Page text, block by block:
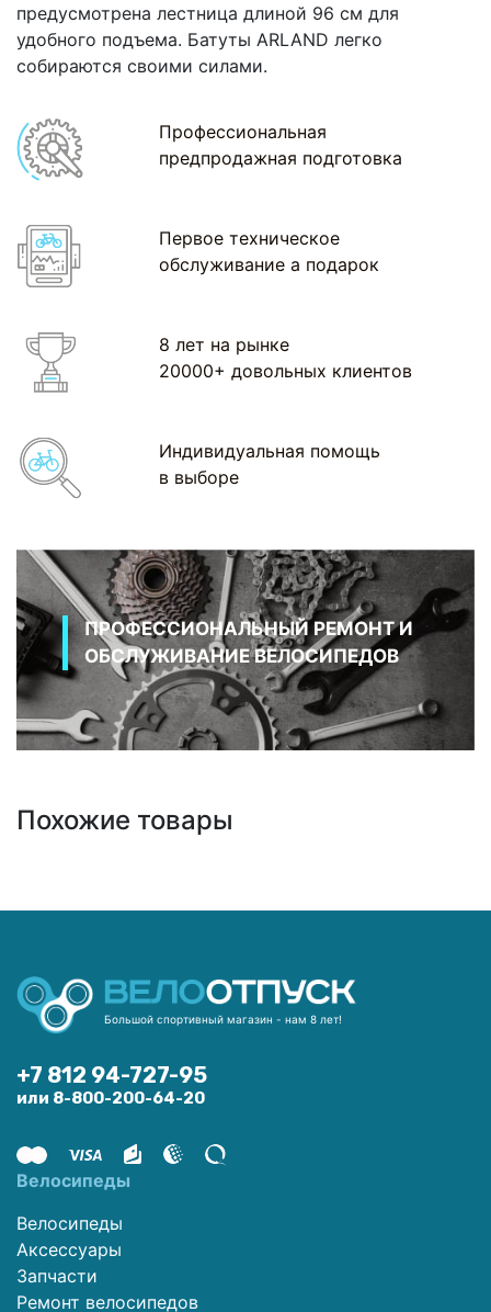
предусмотрена лестница длиной 96 см для
удобного подъема. Батуты ARLAND легко
собираются своими силами.
Профессиональная
предпродажная подготовка
Первое техническое
обслуживание а подарок
8 лет на рынке
20000+ довольных клиентов
Индивидуальная помощь
в выборе
ПРОФЕССИОНАЛЬНЫЙ РЕМОНТ И
ОБСЛУЖИВАНИЕ ВЕЛОСИПЕДОВ
Похожие товары
Большой спортивный магазин - нам 8 лет!
+7 812 94-727-95
или 8-800-200-64-20
Велосипеды
Велосипеды
Аксессуары
Запчасти
Ремонт велосипедов